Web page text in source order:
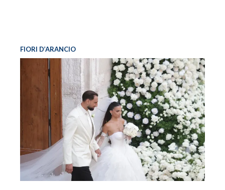
FIORI D’ARANCIO